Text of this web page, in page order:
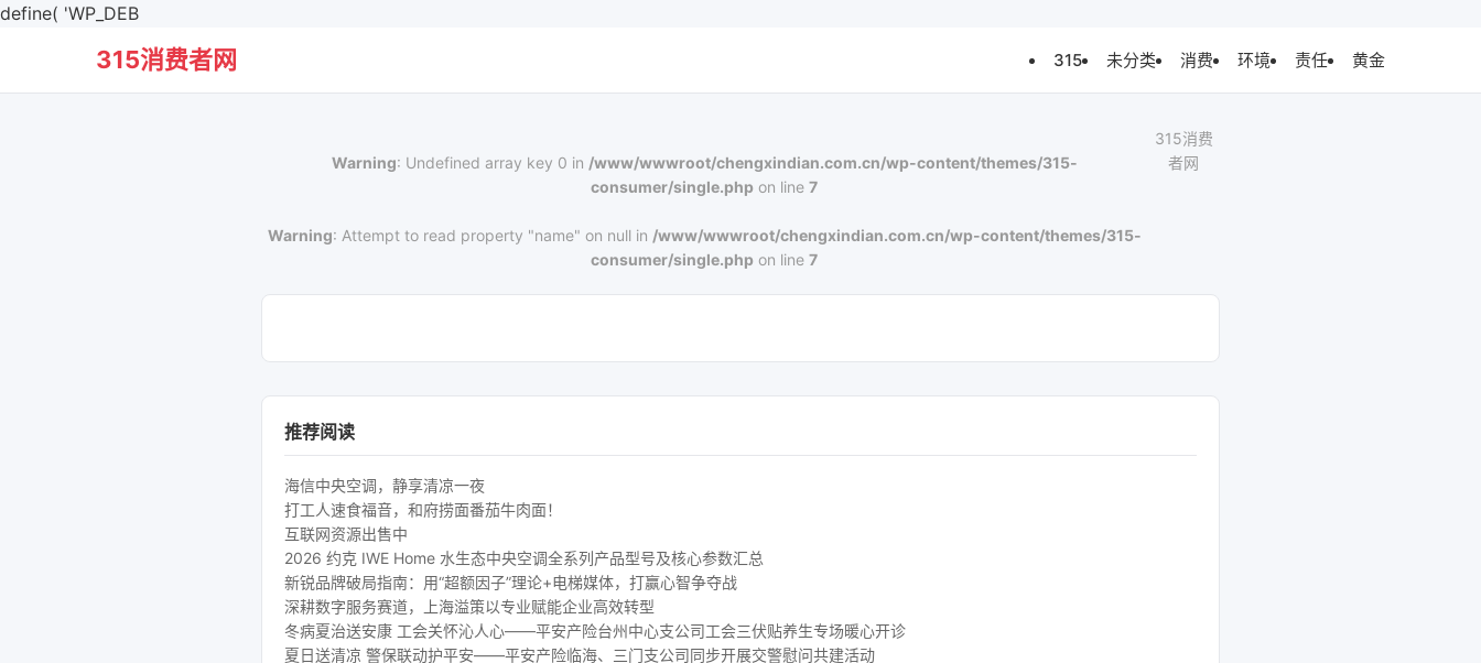
define( 'WP_DEB
315消费者网 315 未分类 消费 环境 责任 黄金
Warning: Undefined array key 0 in /www/wwwroot/chengxindian.com.cn/wp-content/themes/315-
consumer/single.php on line7
Warning: Attempt to read property "name" on null in /www/wwwroot/chengxindian.com.cn/wp-content/themes/315-
consumer/single.php on line7
315消费
者网
推荐阅读
海信中央空调，静享清凉一夜
打工人速食福音，和府捞面番茄牛肉面！
互联网资源出售中
2026 约克 IWE Home 水生态中央空调全系列产品型号及核心参数汇总
新锐品牌破局指南：用“超额因子”理论+电梯媒体，打赢心智争夺战
深耕数字服务赛道，上海溢策以专业赋能企业高效转型
冬病夏治送安康 工会关怀沁人心——平安产险台州中心支公司工会三伏贴养生专场暖心开诊
夏日送清凉 警保联动护平安——平安产险临海、三门支公司同步开展交警慰问共建活动